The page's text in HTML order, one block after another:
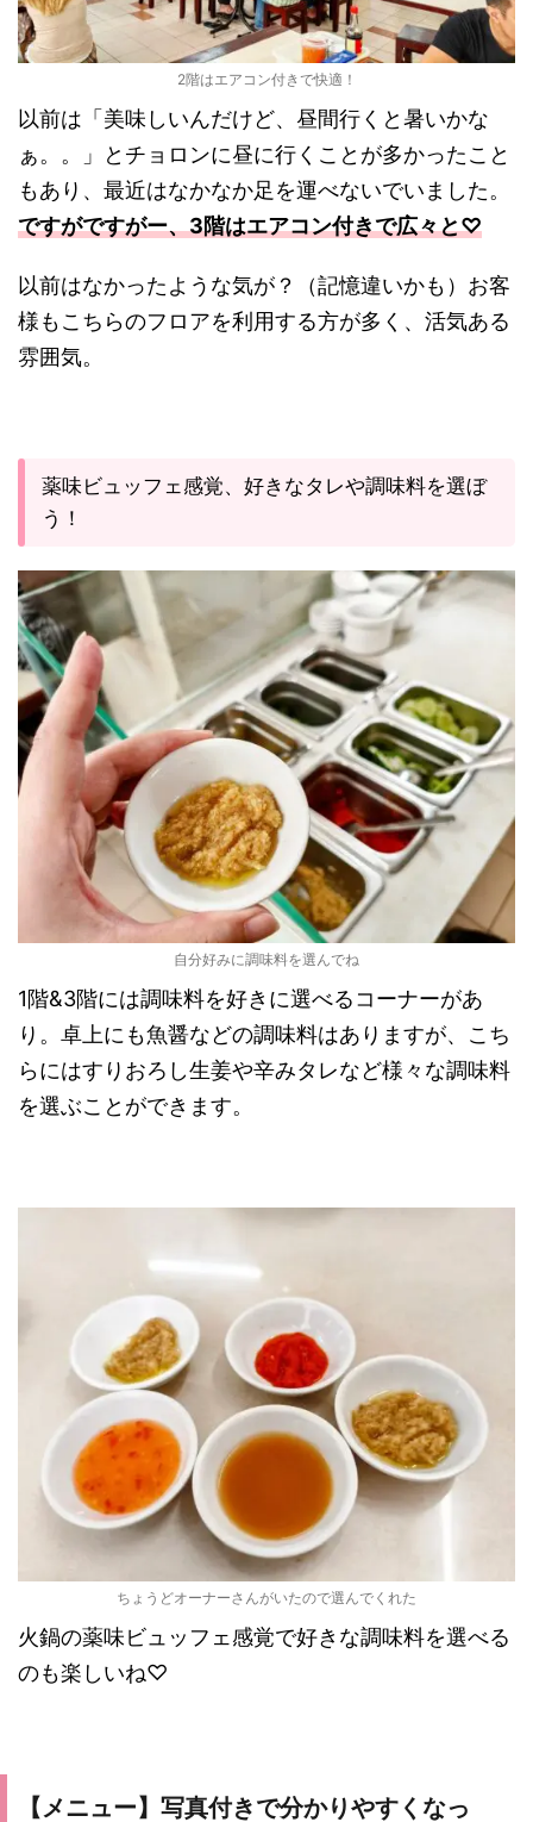
2階はエアコン付きで快適！
以前は「美味しいんだけど、昼間行くと暑いかな
ぁ。。」とチョロンに昼に行くことが多かったこと
もあり、最近はなかなか足を運べないでいました。
ですがですがー、3階はエアコン付きで広々と♡
以前はなかったような気が？（記憶違いかも）お客
様もこちらのフロアを利用する方が多く、活気ある
雰囲気。
薬味ビュッフェ感覚、好きなタレや調味料を選ぼ
う！
自分好みに調味料を選んでね
1階&3階には調味料を好きに選べるコーナーがあ
り。卓上にも魚醤などの調味料はありますが、こち
らにはすりおろし生姜や辛みタレなど様々な調味料
を選ぶことができます。
ちょうどオーナーさんがいたので選んでくれた
火鍋の薬味ビュッフェ感覚で好きな調味料を選べる
のも楽しいね♡
【メニュー】写真付きで分かりやすくなっ